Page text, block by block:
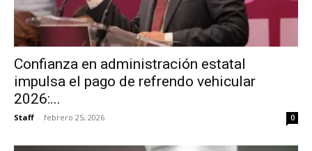
Confianza en administración estatal
impulsa el pago de refrendo vehicular
2026:...
Staff - febrero 25, 2026 0